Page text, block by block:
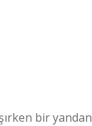
bir yandan